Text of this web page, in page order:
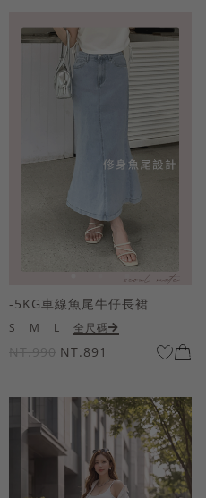
-5KG車線魚尾牛仔長裙
S M L 全尺碼
NT.990 NT.891